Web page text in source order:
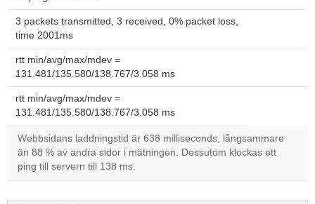
3 packets transmitted, 3 received, 0% packet loss,
time 2001ms
rtt min/avg/max/mdev =
131.481/135.580/138.767/3.058 ms
rtt min/avg/max/mdev =
131.481/135.580/138.767/3.058 ms
Webbsidans laddningstid är 638 milliseconds, långsammare
än 88 % av andra sidor i mätningen. Dessutom klockas ett
ping till servern till 138 ms.